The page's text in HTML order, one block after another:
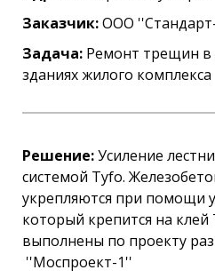
Заказчик:ООО
Задача: Ремонт трещин в
зданиях жилого комплекса
Решение:Усиление
системой Tyfo.
укрепляются при помощи
который крепится на клей
выполнены по проекту
''Моспроект-1''